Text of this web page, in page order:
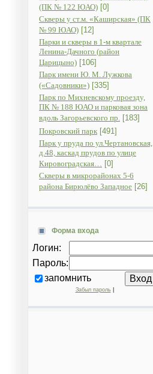
(ПК № 122 ЮАО) [0]
Скверы у ст.м. «Каширская» (ПК
№ 99 ЮАО) [12]
Парки и скверы в 1-м квартале
Ленина-Дачного (район
Царицыно) [106]
Парк имени Ю. М. Лужкова
(«Садовники») [335]
Парк по Михневскому проезду,
ПК № 188 ЮАО и парковая зона
вдоль Загорьевского пр. [183]
Покровский парк [491]
Парк у пруда по ул.Чертановская,
д.48, каскад прудов по улице
Кировоградская… [0]
Скверы в микрорайонах 5-6
района Бирюлёво Западное [26]
Форма входа
Логин:
Пароль:
запомнить
Забыл пароль|